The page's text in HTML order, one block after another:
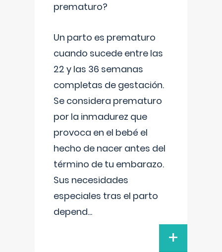
prematuro?
Un parto es prematuro
cuando sucede entre las
22 y las 36 semanas
completas de gestación.
Se considera prematuro
por la inmadurez que
provoca en el bebé el
hecho de nacer antes del
término de tu embarazo.
Sus necesidades
especiales tras el parto
depend...
+